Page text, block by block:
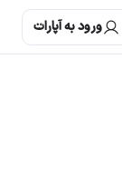
ورود به آپارات